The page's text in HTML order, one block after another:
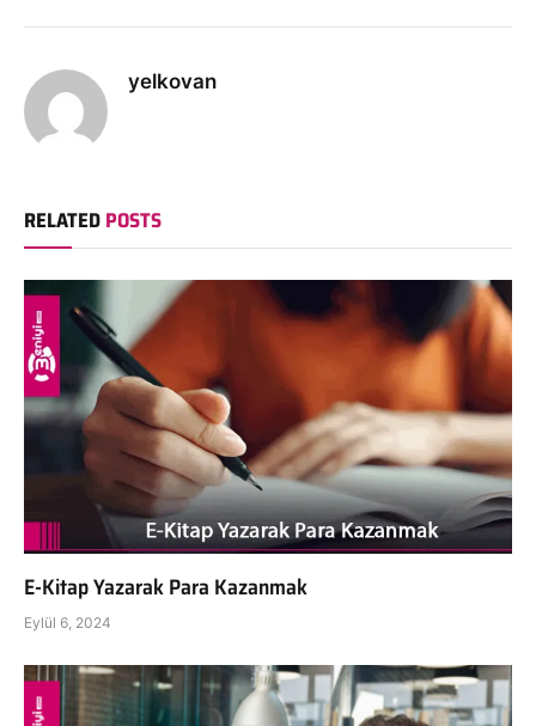
yelkovan
RELATEDPOSTS
E-Kitap Yazarak Para Kazanmak
Eylül 6, 2024